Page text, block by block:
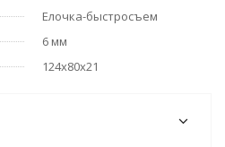
Елочка-быстросъем
6 мм
124х80х21